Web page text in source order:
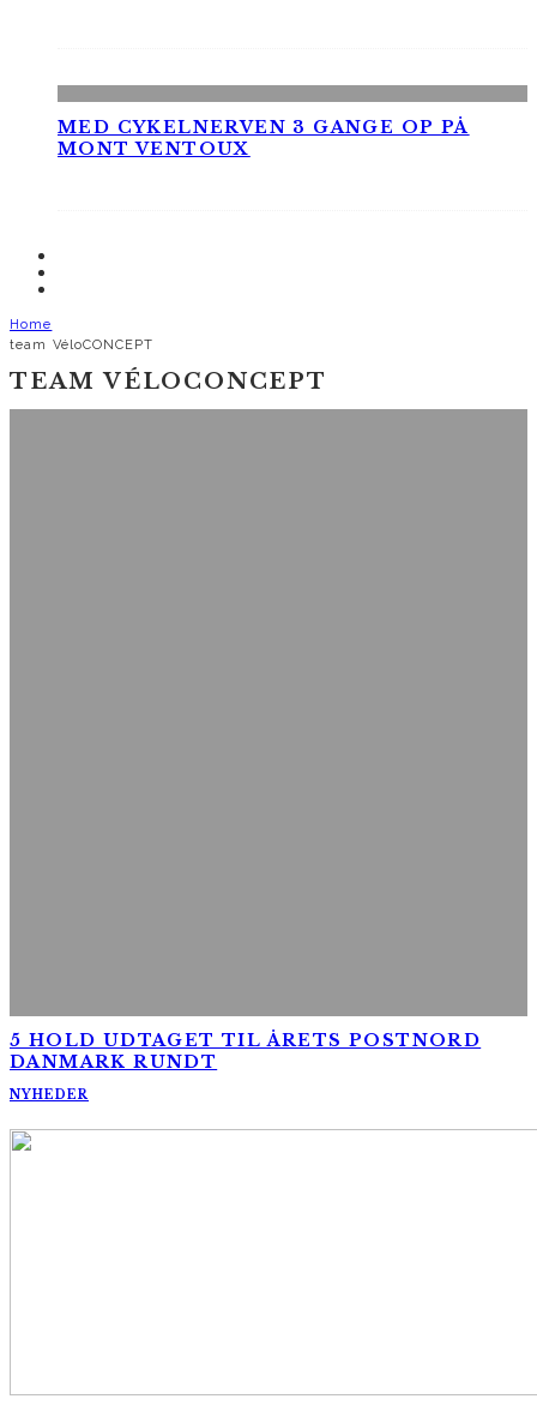
MED CYKELNERVEN 3 GANGE OP PÅ
MONT VENTOUX
Home
team VéloCONCEPT
TEAM VÉLOCONCEPT
5 HOLD UDTAGET TIL ÅRETS POSTNORD
DANMARK RUNDT
NYHEDER